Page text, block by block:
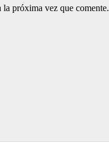
próxima vez que comente.